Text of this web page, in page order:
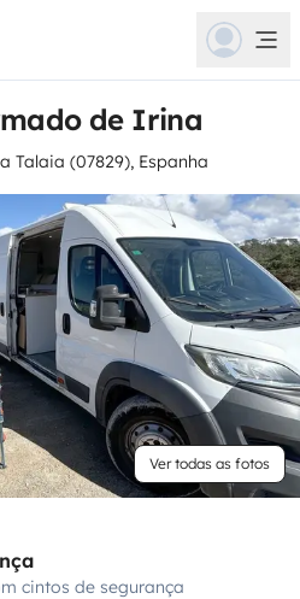
de Irina
Talaia (07829), Espanha
Ver todas as fotos
cintos de segurança